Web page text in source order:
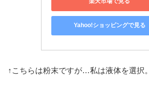
Yahoo!ショッピングで見る
↑こちらは粉末ですが…私は液体を選択。